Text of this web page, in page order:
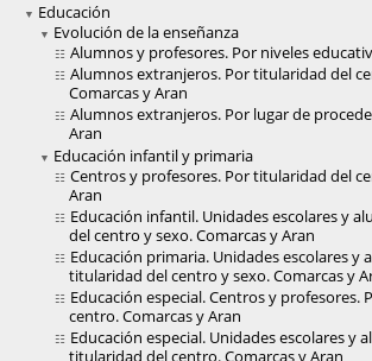
Educación
Evolución de la enseñanza
Alumnos y profesores. Por niveles
Alumnos extranjeros. Por titularidad del
Comarcas y Aran
Alumnos extranjeros. Por lugar de
Aran
Educación infantil y primaria
Centros y profesores. Por titularidad del
Aran
Educación infantil. Unidades escolares y
del centro y sexo. Comarcas y Aran
Educación primaria. Unidades escolares y
titularidad del centro y sexo. Comarcas y
Educación especial. Centros y profesores.
centro. Comarcas y Aran
Educación especial. Unidades escolares y
titularidad del centro. Comarcas y Aran